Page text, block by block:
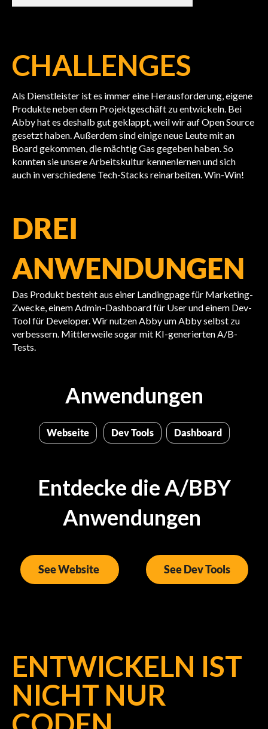
CHALLENGES
Als Dienstleister ist es immer eine Herausforderung, eigene
Produkte neben dem Projektgeschäft zu entwickeln. Bei
Abby hat es deshalb gut geklappt, weil wir auf Open Source
gesetzt haben. Außerdem sind einige neue Leute mit an
Board gekommen, die mächtig Gas gegeben haben. So
konnten sie unsere Arbeitskultur kennenlernen und sich
auch in verschiedene Tech-Stacks reinarbeiten. Win-Win!
DREI
ANWENDUNGEN
Das Produkt besteht aus einer Landingpage für Marketing-
Zwecke, einem Admin-Dashboard für User und einem Dev-
Tool für Developer. Wir nutzen Abby um Abby selbst zu
verbessern. Mittlerweile sogar mit KI-generierten A/B-
Tests.
Anwendungen
Webseite Dev Tools Dashboard
Entdecke die A/BBY
Anwendungen
See Website See Dev Tools
ENTWICKELN IST
NICHT NUR